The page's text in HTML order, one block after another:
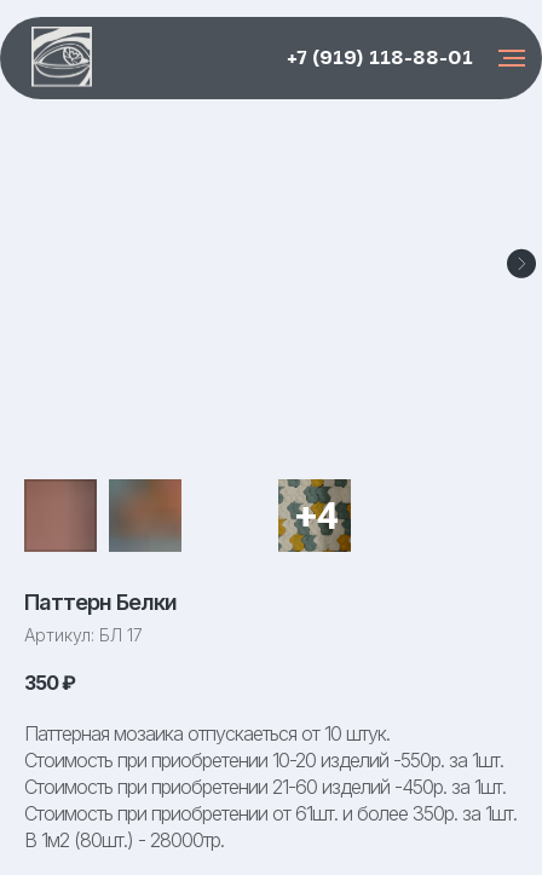
+7 (919) 118-88-01
Паттерн Белки
Артикул: БЛ 17
350₽
Паттерная мозаика отпускаеться от 10 штук.
Стоимость при приобретении 10-20 изделий -550р. за 1шт.
Стоимость при приобретении 21-60 изделий -450р. за 1шт.
Стоимость при приобретении от 61шт. и более 350р. за 1шт.
В 1м2 (80шт.) - 28000тр.